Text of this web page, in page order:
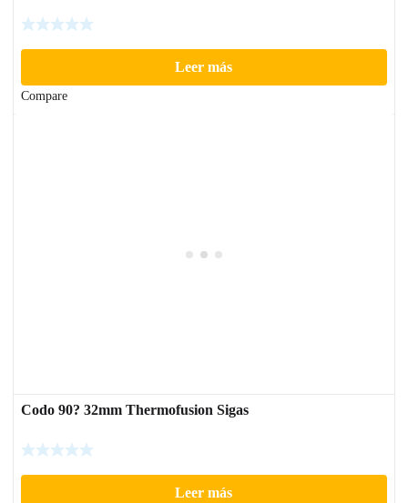
Leer más
Compare
Codo 90? 32mm Thermofusion Sigas
Leer más